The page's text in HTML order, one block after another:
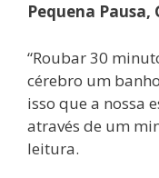
Pequena
“Roubar 30
cérebro um
isso que a nossa
através de um
leitura.